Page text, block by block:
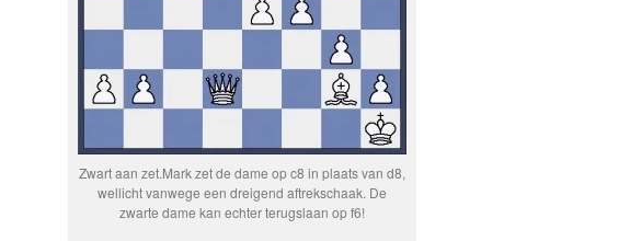
Zwart aan zet.Mark zet de dame op c8 in plaats van d8,
wellicht vanwege een dreigend aftrekschaak. De
zwarte dame kan echter terugslaan op f6!